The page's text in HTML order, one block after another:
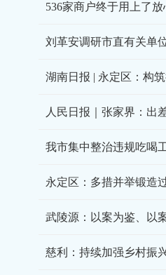
536家商户终于用上了
刘革安调研市直有关单
湖南日报 | 永定区：构
人民日报｜张家界：出
我市集中整治违规吃喝
永定区：多措并举锻造
武陵源：以案为鉴、以
慈利：持续加强乡村振